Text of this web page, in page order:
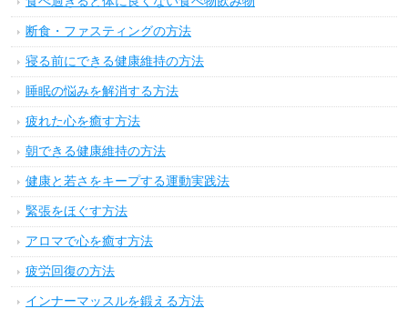
断食・ファスティングの方法
寝る前にできる健康維持の方法
睡眠の悩みを解消する方法
疲れた心を癒す方法
朝できる健康維持の方法
健康と若さをキープする運動実践法
緊張をほぐす方法
アロマで心を癒す方法
疲労回復の方法
インナーマッスルを鍛える方法